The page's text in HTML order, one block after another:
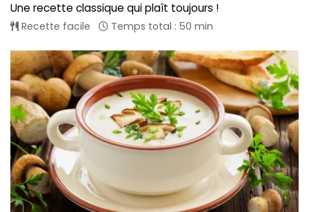
Une recette classique qui plaît toujours !
Recette facile Temps total : 50 min